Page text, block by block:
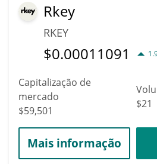
Rkey
RKEY
$0.00011091
Capitalização de
mercado
$59,501
$21
Mais informação